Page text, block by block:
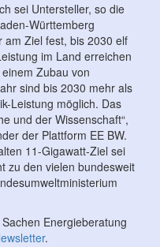
sei Untersteller, so die
Württemberg
Ziel fest, bis 2030 elf
im Land erreichen
Zubau von
sind bis 2030 mehr als
Leistung möglich. Das
und der Wissenschaft“,
der Plattform EE BW.
11-Gigawatt-Ziel sei
zu den vielen bundesweit
Energieberatung
.